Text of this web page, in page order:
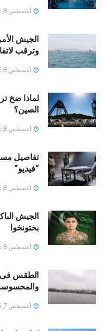
أغسطس 8, 2026
وترقب
أغسطس 8, 2026
الصين؟
أغسطس 8, 2026
“فيديو”
أغسطس 8, 2026
بختونخوا
أغسطس 8, 2026
الطقس فى
والمحسوسة
أغسطس 7, 2026